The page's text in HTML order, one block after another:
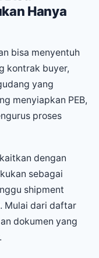
Hanya
bisa menyentuh
kontrak buyer,
yang
menyiapkan PEB,
proses
dengan
sebagai
shipment
Mulai dari daftar
dokumen yang